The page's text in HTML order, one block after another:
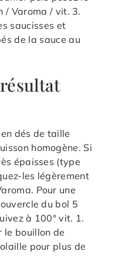
/ Varoma / vit. 3.
saucisses et
de la sauce au
dés de taille
homogène. Si
épaisses (type
les légèrement
Pour une
du bol 5
à 100° vit. 1.
le bouillon de
pour plus de